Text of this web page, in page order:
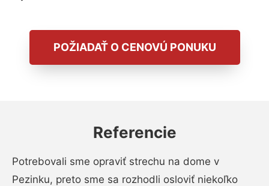
POŽIADAŤ O CENOVÚ PONUKU
Referencie
Potrebovali sme opraviť strechu na dome v
Pezinku, preto sme sa rozhodli osloviť niekoľko